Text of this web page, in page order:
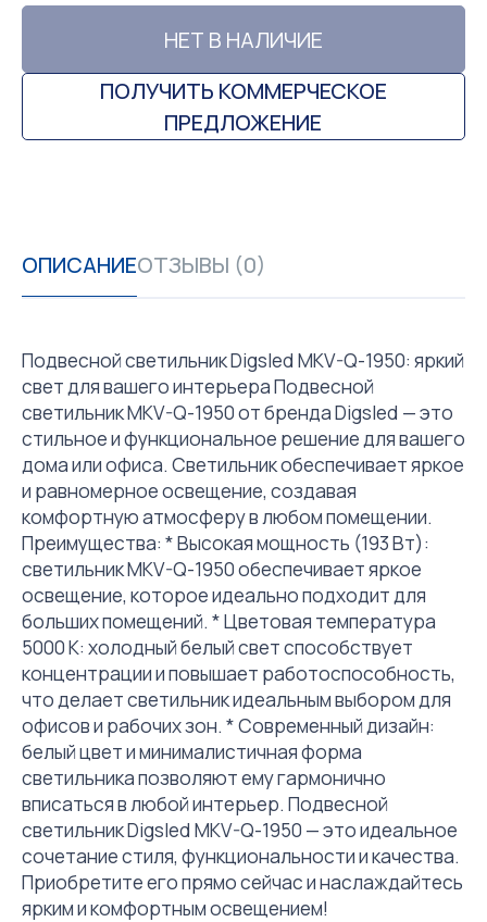
НЕТ В НАЛИЧИЕ
ПОЛУЧИТЬ КОММЕРЧЕСКОЕ
ПРЕДЛОЖЕНИЕ
ОПИСАНИЕОТЗЫВЫ (0)
Подвесной светильник Digsled MKV-Q-1950: яркий
свет для вашего интерьера Подвесной
светильник MKV-Q-1950 от бренда Digsled — это
стильное и функциональное решение для вашего
дома или офиса. Светильник обеспечивает яркое
и равномерное освещение, создавая
комфортную атмосферу в любом помещении.
Преимущества: * Высокая мощность (193 Вт):
светильник MKV-Q-1950 обеспечивает яркое
освещение, которое идеально подходит для
больших помещений. * Цветовая температура
5000 К: холодный белый свет способствует
концентрации и повышает работоспособность,
что делает светильник идеальным выбором для
офисов и рабочих зон. * Современный дизайн:
белый цвет и минималистичная форма
светильника позволяют ему гармонично
вписаться в любой интерьер. Подвесной
светильник Digsled MKV-Q-1950 — это идеальное
сочетание стиля, функциональности и качества.
Приобретите его прямо сейчас и наслаждайтесь
ярким и комфортным освещением!